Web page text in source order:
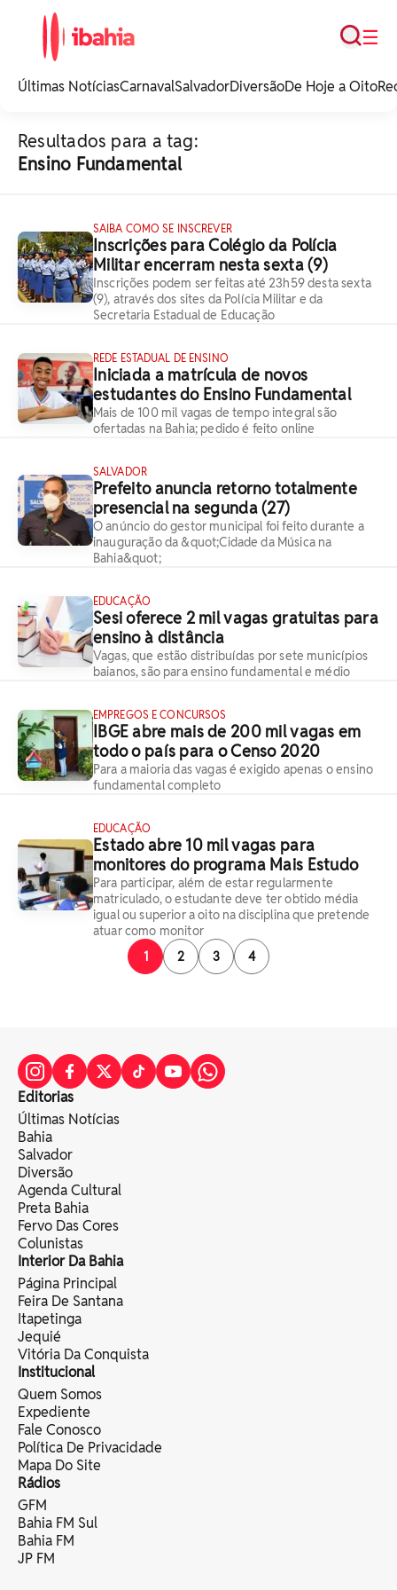
noticias e
☰
Busca
Últimas NotíciasCarnavalSalvadorDiversãoDe Hoje a Oito
Resultados para a tag:
Ensino Fundamental
SAIBA COMO SE INSCREVER
Inscrições para Colégio da Polícia
Militar encerram nesta sexta (9)
Inscrições podem ser feitas até 23h59 desta sexta
(9), através dos sites da Polícia Militar e da
Secretaria Estadual de Educação
REDE ESTADUAL DE ENSINO
Iniciada a matrícula de novos
estudantes do Ensino Fundamental
Mais de 100 mil vagas de tempo integral são
ofertadas na Bahia; pedido é feito online
SALVADOR
Prefeito anuncia retorno totalmente
presencial na segunda (27)
O anúncio do gestor municipal foi feito durante a
inauguração da &quot;Cidade da Música na
Bahia&quot;
EDUCAÇÃO
Sesi oferece 2 mil vagas gratuitas para
ensino à distância
Vagas, que estão distribuídas por sete municípios
baianos, são para ensino fundamental e médio
EMPREGOS E CONCURSOS
IBGE abre mais de 200 mil vagas em
todo o país para o Censo 2020
Para a maioria das vagas é exigido apenas o ensino
fundamental completo
EDUCAÇÃO
Estado abre 10 mil vagas para
monitores do programa Mais Estudo
Para participar, além de estar regularmente
matriculado, o estudante deve ter obtido média
igual ou superior a oito na disciplina que pretende
atuar como monitor
1
2 3 4
Editorias
Últimas Notícias
Bahia
Salvador
Diversão
Agenda Cultural
Preta Bahia
Fervo Das Cores
Colunistas
Interior Da Bahia
Página Principal
Feira De Santana
Itapetinga
Jequié
Vitória Da Conquista
Institucional
Quem Somos
Expediente
Fale Conosco
Política De Privacidade
Mapa Do Site
Rádios
GFM
Bahia FM Sul
Bahia FM
JP FM